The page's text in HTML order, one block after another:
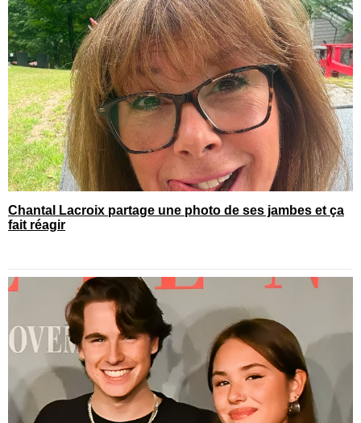
Chantal Lacroix partage une photo de ses jambes et ça
fait réagir